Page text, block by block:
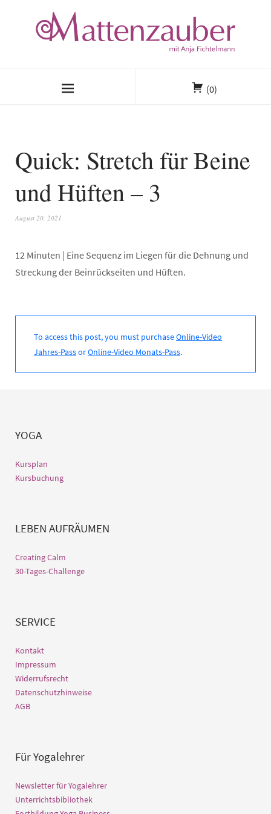
(0)
Quick: Stretch für Beine
und Hüften – 3
August 20, 2021
12 Minuten | Eine Sequenz im Liegen für die Dehnung und
Streckung der Beinrückseiten und Hüften.
To access this post, you must purchaseOnline-Video
Jahres-PassorOnline-Video Monats-Pass.
YOGA
Kursplan
Kursbuchung
LEBEN AUFRÄUMEN
Creating Calm
30-Tages-Challenge
SERVICE
Kontakt
Impressum
Widerrufsrecht
Datenschutzhinweise
AGB
Für Yogalehrer
Newsletter für Yogalehrer
Unterrichtsbibliothek